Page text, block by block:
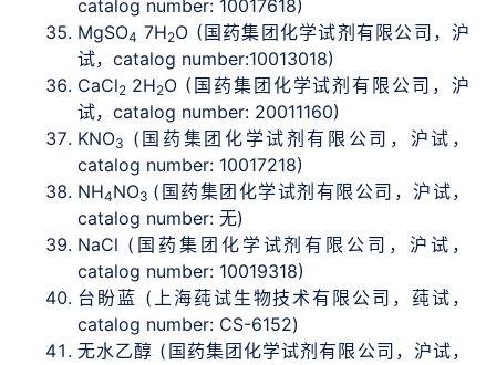
catalog number: 10017618)
MgSO4 7H2O (国药集团化学试剂有限公司，沪
试，catalog number:10013018)
CaCl2 2H2O (国药集团化学试剂有限公司，沪
试，catalog number: 20011160)
KNO3
(国药集团化学试剂有限公司，沪试，
catalog number: 10017218)
NH4NO3 (国药集团化学试剂有限公司，沪试，
catalog number: 无)
NaCl (国药集团化学试剂有限公司，沪试，
catalog number: 10019318)
台盼蓝 (上海莼试生物技术有限公司，莼试，
catalog number: CS-6152)
无水乙醇 (国药集团化学试剂有限公司，沪试，